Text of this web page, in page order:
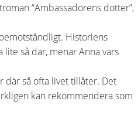
“Ambassadörens dotter”,
Historiens
så där, menar Anna vars
där så ofta livet tillåter. Det
kan rekommendera som